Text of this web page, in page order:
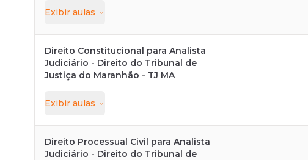
Exibir aulas
Direito Constitucional para Analista
Judiciário - Direito do Tribunal de
Justiça do Maranhão - TJ MA
Exibir aulas
Direito Processual Civil para Analista
Judiciário - Direito do Tribunal de